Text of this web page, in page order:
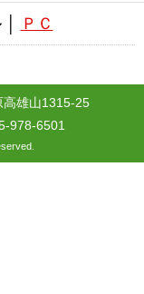
ＰＣ
高雄山1315-25
978-6501